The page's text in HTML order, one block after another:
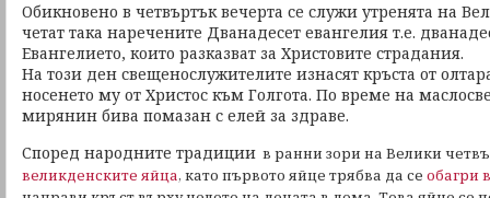
Обикновено в четвъртък вечерта се служи утренята на
четат така наречените Дванадесет евангелия т.е.
Евангелието, които разказват за Христовите страдания.
На този ден свещенослужителите изнасят кръста от
носенето му от Христос към Голгота. По време на
мирянин бива помазан с елей за здраве.
Според народните традиции в ранни зори на Велики
великденските яйца, като първото яйце трябва да се обагри